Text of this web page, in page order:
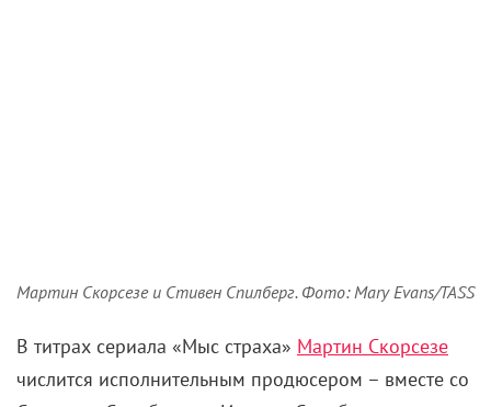
он бы не стал столь грандиозным хитом»), хотя в
его интерпретации концовка была бы иной. Ну а
Мартин превратит «Мыс страха» в захватывающий